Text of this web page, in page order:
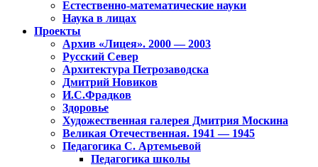
Естественно-математические науки
Наука в лицах
Проекты
Архив «Лицея». 2000 — 2003
Русский Север
Архитектура Петрозаводска
Дмитрий Новиков
И.С.Фрадков
Здоровье
Художественная галерея Дмитрия Москина
Великая Отечественная. 1941 — 1945
Педагогика С. Артемьевой
Педагогика школы